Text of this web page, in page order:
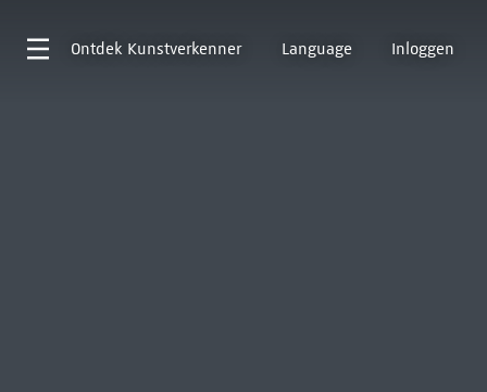
Ontdek Kunstverkenner Language Inloggen